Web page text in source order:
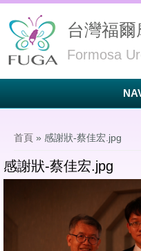
台灣福
Formosa
首頁 » 感謝狀-蔡佳宏.jpg
感謝狀-蔡佳宏.jpg